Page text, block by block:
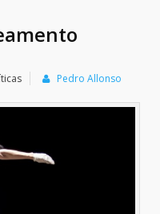
Pedro Allonso